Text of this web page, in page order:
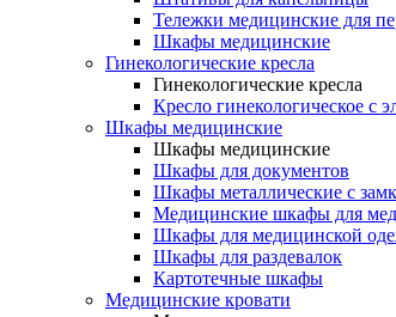
Тележки медицинские для
Шкафы медицинские
Гинекологические кресла
Гинекологические кресла
Кресло гинекологическое с
Шкафы медицинские
Шкафы медицинские
Шкафы для документов
Шкафы металлические с
Медицинские шкафы для
Шкафы для медицинской
Шкафы для раздевалок
Картотечные шкафы
Медицинские кровати